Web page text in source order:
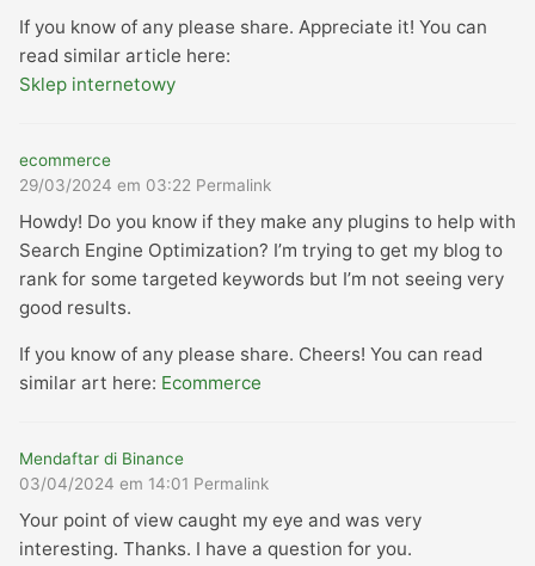
If you know of any please share. Appreciate it! You can
read similar article here:
Sklep internetowy
ecommerce
29/03/2024 em 03:22 Permalink
Howdy! Do you know if they make any plugins to help with
Search Engine Optimization? I’m trying to get my blog to
rank for some targeted keywords but I’m not seeing very
good results.
If you know of any please share. Cheers! You can read
similar art here: Ecommerce
Mendaftar di Binance
03/04/2024 em 14:01 Permalink
Your point of view caught my eye and was very
interesting. Thanks. I have a question for you.